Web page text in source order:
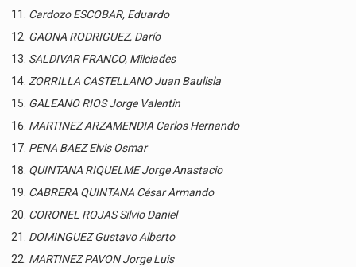
Cardozo ESCOBAR, Eduardo
GAONA RODRIGUEZ, Darío
SALDIVAR FRANCO, Milciades
ZORRILLA CASTELLANO Juan Baulisla
GALEANO RIOS Jorge Valentin
MARTINEZ ARZAMENDIA Carlos Hernando
PENA BAEZ Elvis Osmar
QUINTANA RIQUELME Jorge Anastacio
CABRERA QUINTANA César Armando
CORONEL ROJAS Silvio Daniel
DOMINGUEZ Gustavo Alberto
MARTINEZ PAVON Jorge Luis